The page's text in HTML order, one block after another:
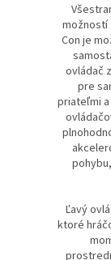
možností
Con je
ovládač
pre
priateľmi
Ľavý
ktoré